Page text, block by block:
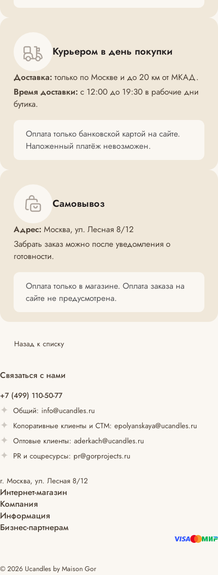
Курьером в день покупки
Доставка: только по Москве и до 20 км от МКАД.
Время доставки: с 12:00 до 19:30 в рабочие дни
бутика.
Оплата только банковской картой на сайте.
Наложенный платёж невозможен.
Самовывоз
Адрес: Москва, ул. Лесная 8/12
Забрать заказ можно после уведомления о
готовности.
Оплата только в магазине. Оплата заказа на
сайте не предусмотрена.
Назад к списку
Связаться с нами
+7 (499) 110-50-77
Общий: info@ucandles.ru
Копоративные клиенты и СТМ: epolyanskaya@ucandles.ru
Оптовые клиенты: aderkach@ucandles.ru
PR и соцресурсы: pr@gorprojects.ru
г. Москва, ул. Лесная 8/12
Интернет-магазин
Компания
Информация
Бизнес-партнерам
© 2026 Ucandles by Maison Gor